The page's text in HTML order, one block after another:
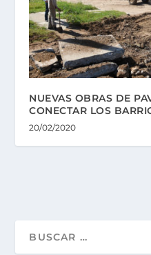
NUEVAS OBRAS DE
CONECTAR LOS
20/02/2020